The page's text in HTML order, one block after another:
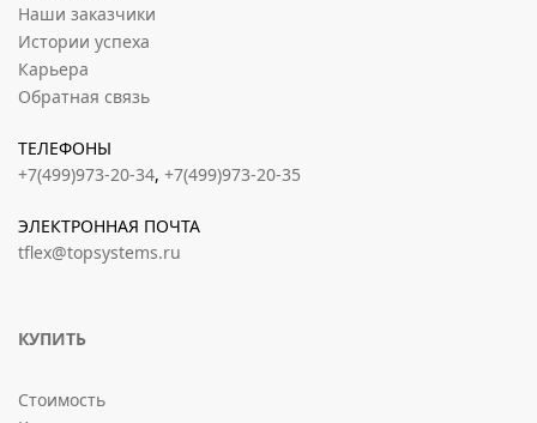
Наши заказчики
Истории успеха
Карьера
Обратная связь
ТЕЛЕФОНЫ
+7(499)973-20-34, +7(499)973-20-35
ЭЛЕКТРОННАЯ ПОЧТА
tflex@topsystems.ru
КУПИТЬ
Стоимость